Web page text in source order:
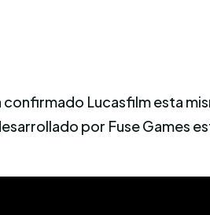
confirmado Lucasfilm esta
por Fuse Games